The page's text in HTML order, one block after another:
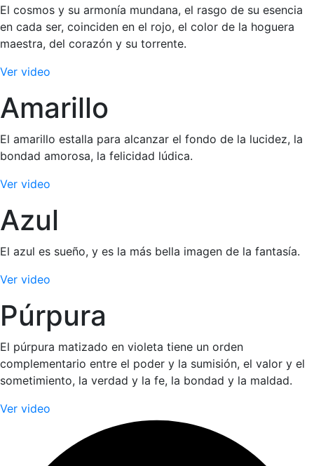
El cosmos y su armonía mundana, el rasgo de su esencia
en cada ser, coinciden en el rojo, el color de la hoguera
maestra, del corazón y su torrente.
Ver video
Amarillo
El amarillo estalla para alcanzar el fondo de la lucidez, la
bondad amorosa, la felicidad lúdica.
Ver video
Azul
El azul es sueño, y es la más bella imagen de la fantasía.
Ver video
Púrpura
El púrpura matizado en violeta tiene un orden
complementario entre el poder y la sumisión, el valor y el
sometimiento, la verdad y la fe, la bondad y la maldad.
Ver video